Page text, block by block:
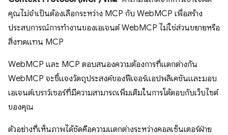
คุณไม่จำเป็นต้องเลือกระหว่าง MCP กับ WebMCP เพื่อสร้าง
ประสบการณ์การทำงานของเอเจนต์ WebMCP ไม่ใช่ส่วนขยายหรือ
สิ่งทดแทน MCP
WebMCP และ MCP ตอบสนองความต้องการที่แตกต่างกัน
WebMCP จะชี้แจงวัตถุประสงค์ของฟีเจอร์แอปพลิเคชันและมอบ
เอเจนต์เบราว์เซอร์ที่มีความสามารถเพิ่มเติมในการโต้ตอบกับเว็บไซต์
ของคุณ
ตัวอย่างที่เห็นภาพได้ชัดคือความแตกต่างระหว่างคอลเซ็นเตอร์ฝ่าย